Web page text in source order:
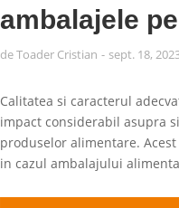
ambalajele
deToader Cristian sept. 18,
Calitatea si caracterul
impact considerabil asupra
produselor alimentare.
in cazul ambalajului